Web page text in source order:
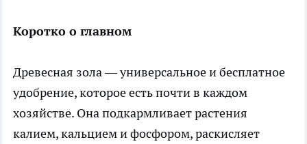
Коротко о главном
Древесная зола — универсальное и бесплатное
удобрение, которое есть почти в каждом
хозяйстве. Она подкармливает растения
калием, кальцием и фосфором, раскисляет